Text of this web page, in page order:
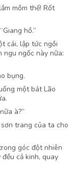
mồm thế! Rốt
hồ.”
cái, lập tức ngồi
ngu ngốc này nữa:
bụng.
một bát Lão
à?”
sơn trang của ta cho
góc đột nhiên
cả kinh, quay